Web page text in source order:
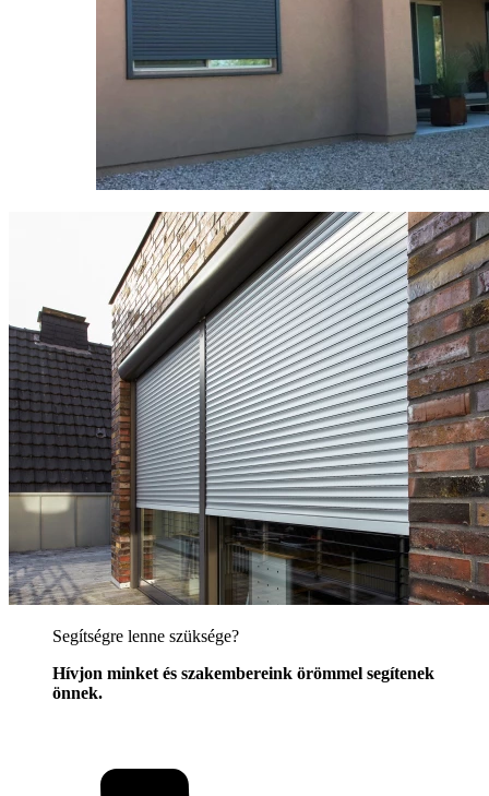
Segítségre lenne szüksége?
Hívjon minket és szakembereink örömmel segítenek
önnek.